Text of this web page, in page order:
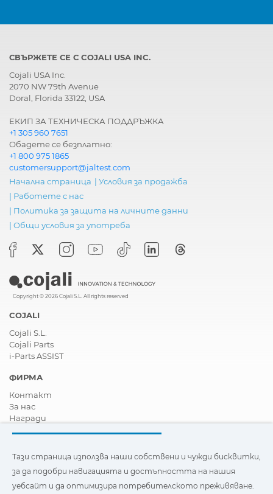
СВЪРЖЕТЕ СЕ С COJALI USA INC.
Cojali USA Inc.
2070 NW 79th Avenue
Doral, Florida 33122, USA
ЕКИП ЗА ТЕХНИЧЕСКА ПОДДРЪЖКА
+1 305 960 7651
Обадете се безплатно:
+1 800 975 1865
customersupport@jaltest.com
Начална страница | Условия за продажба
| Работете с нас
| Политика за защита на личните данни
| Общи условия за употреба
Copyright © 2026 Cojali S.L. All rights reserved
COJALI
Cojali S.L.
Cojali Parts
i-Parts ASSIST
ФИРМА
Контакт
За нас
Награди
Станете дистрибутор
Новини
Видеа
FAQ - Често задавани въпроси
Тази страница използва наши собствени и чужди бисквитки,
за да подобри навигацията и достъпността на нашия
уебсайт и да оптимизира потребителското преживяване.